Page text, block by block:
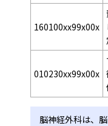
160100xx99x00x
010230xx99x00x
脳神経外科は、